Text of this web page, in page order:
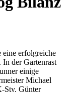
erfolgreiche
In der Gartenrast
einige
Michael
Stv. Günter